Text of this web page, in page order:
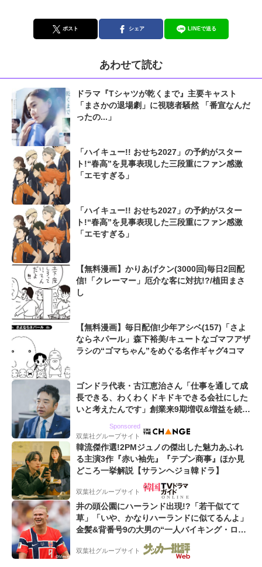
ポスト シェア LINEで送る
あわせて読む
ドラマ『Tシャツが乾くまで』主要キャスト
「まさかの退場劇」に視聴者騒然 「番宣なんだ
ったの...」
「ハイキュー!! おせち2027」の予約がスター
ト!“春高”を見事表現した三段重にファン感激
「エモすぎる」
「ハイキュー!! おせち2027」の予約がスター
ト!“春高”を見事表現した三段重にファン感激
「エモすぎる」
【無料漫画】かりあげクン(3000回)毎日2回配
信!「クレーマー」厄介な客に対抗!?/植田まさ
し
【無料漫画】毎日配信!少年アシベ(157)「さよ
ならネパール」森下裕美/キュートなゴマフアザ
ラシの“ゴマちゃん”をめぐる名作ギャグ4コマ
ゴンドラ代表・古江恵治さん「仕事を通して成
長できる、わくわくドキドキできる会社にした
いと考えたんです」創業来9期増収&増益を続け
Sponsored
双葉社グループサイト
韓流傑作選!2PMジュノの傑出した魅力あふれ
る主演3作『赤い袖先』『テプン商事』ほか見
どころ一挙解説【サランヘジョ韓ドラ】
双葉社グループサイト
井の頭公園にハーランド出現!?「若干似てて
草」「いや、かなりハーランドに似てるんよ」
金髪&背番号9の大男の“一人バイキング・ロ
ー”映像が話題!「元気をもらった」
双葉社グループサイト